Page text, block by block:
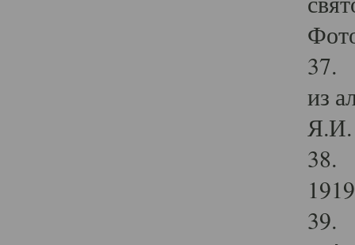
37.
из
Я.И.
38.
39.